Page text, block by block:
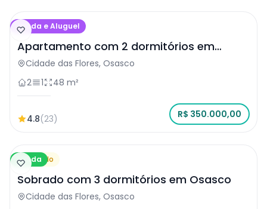
Venda e Aluguel
Apartamento
Apartamento com 2 dormitórios em
Osasco
Cidade das Flores, Osasco
2
1 48 m²
4.8(23) R$ 350.000,00
Venda
Sobrado
Sobrado com 3 dormitórios em Osasco
Cidade das Flores, Osasco